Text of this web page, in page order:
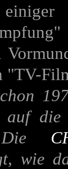
"TV-
auf
Die
wie